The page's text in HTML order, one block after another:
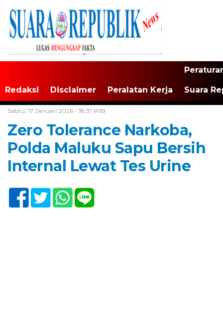
Redaksi Disclaimer Peralatan Kerja Suara
Sabtu, 17 Januari 2026 - 18:31 WIB
Zero Tolerance Narkoba,
Polda Maluku Sapu Bersih
Internal Lewat Tes Urine